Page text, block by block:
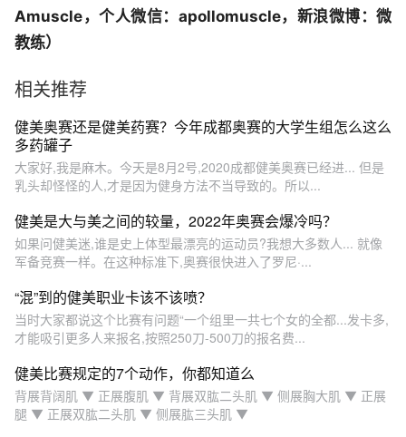
Amuscle，个人微信：apollomuscle，新浪微博：微
教练）
相关推荐
健美奥赛还是健美药赛？今年成都奥赛的大学生组怎么这么
多药罐子
大家好,我是麻木。今天是8月2号,2020成都健美奥赛已经进... 但是
乳头却怪怪的人,才是因为健身方法不当导致的。所以...
健美是大与美之间的较量，2022年奥赛会爆冷吗？
如果问健美迷,谁是史上体型最漂亮的运动员?我想大多数人... 就像
军备竞赛一样。在这种标准下,奥赛很快进入了罗尼·...
“混”到的健美职业卡该不该喷？
当时大家都说这个比赛有问题“一个组里一共七个女的全都...发卡多,
才能吸引更多人来报名,按照250刀-500刀的报名费...
健美比赛规定的7个动作，你都知道么
背展背阔肌 ▼ 正展腹肌 ▼ 背展双肱二头肌 ▼ 侧展胸大肌 ▼ 正展
腿 ▼ 正展双肱二头肌 ▼ 侧展肱三头肌 ▼